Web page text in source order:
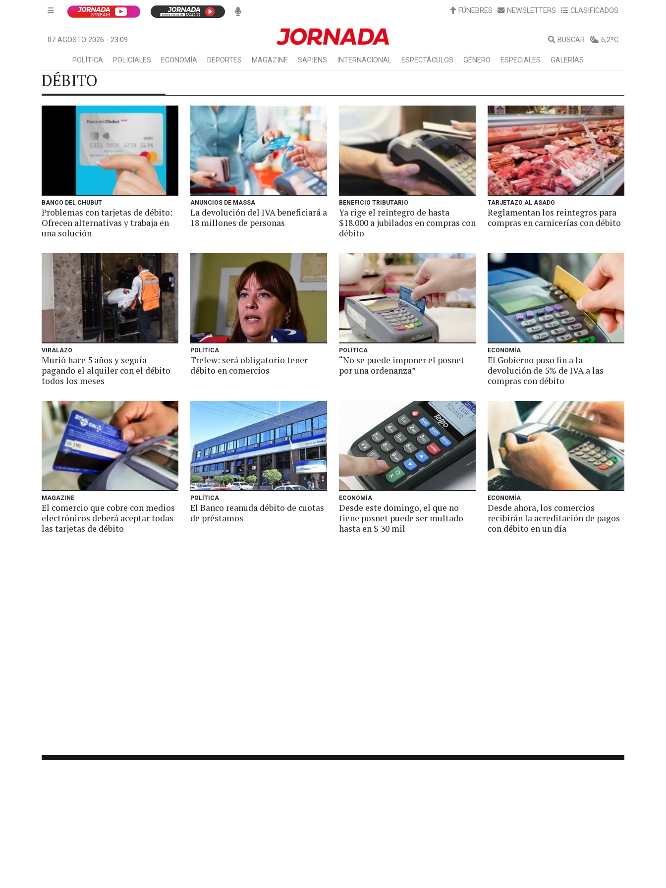
FÚNEBRES NEWSLETTERS CLASIFICADOS
07 AGOSTO 2026 - 23:09 BUSCAR 6,2ºC
POLÍTICA POLICIALES ECONOMÍA DEPORTES MAGAZINE SAPIENS INTERNACIONAL ESPECTÁCULOS GÉNERO ESPECIALES GALERÍAS
DÉBITO
BANCO DEL CHUBUT
Problemas con tarjetas de débito:
Ofrecen alternativas y trabaja en
una solución
ANUNCIOS DE MASSA
La devolución del IVA beneficiará a
18 millones de personas
BENEFICIO TRIBUTARIO
Ya rige el reintegro de hasta
$18.000 a jubilados en compras con
débito
TARJETAZO AL ASADO
Reglamentan los reintegros para
compras en carnicerías con débito
VIRALAZO
Murió hace 5 años y seguía
pagando el alquiler con el débito
todos los meses
POLÍTICA
Trelew: será obligatorio tener
débito en comercios
POLÍTICA
“No se puede imponer el posnet
por una ordenanza”
ECONOMÍA
El Gobierno puso fin a la
devolución de 5% de IVA a las
compras con débito
MAGAZINE
El comercio que cobre con medios
electrónicos deberá aceptar todas
las tarjetas de débito
POLÍTICA
El Banco reanuda débito de cuotas
de préstamos
ECONOMÍA
Desde este domingo, el que no
tiene posnet puede ser multado
hasta en $ 30 mil
ECONOMÍA
Desde ahora, los comercios
recibirán la acreditación de pagos
con débito en un día